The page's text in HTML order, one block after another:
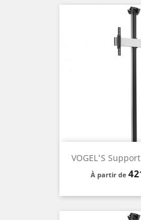
VOGEL'S
À partir de